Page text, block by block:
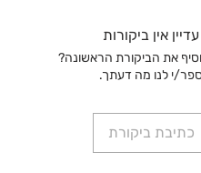
עדיין אין ביקורות
את הביקורת הראשונה?
י לנו מה דעתך.
כתיבת ביקורת